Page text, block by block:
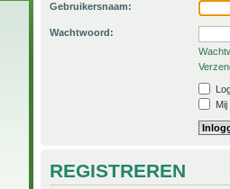
Gebruikersnaam:
Wachtwoord:
REGISTREREN